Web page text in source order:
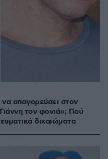
να απαγορεύσει στον
τον φονιά»; Πού
δικαιώματα